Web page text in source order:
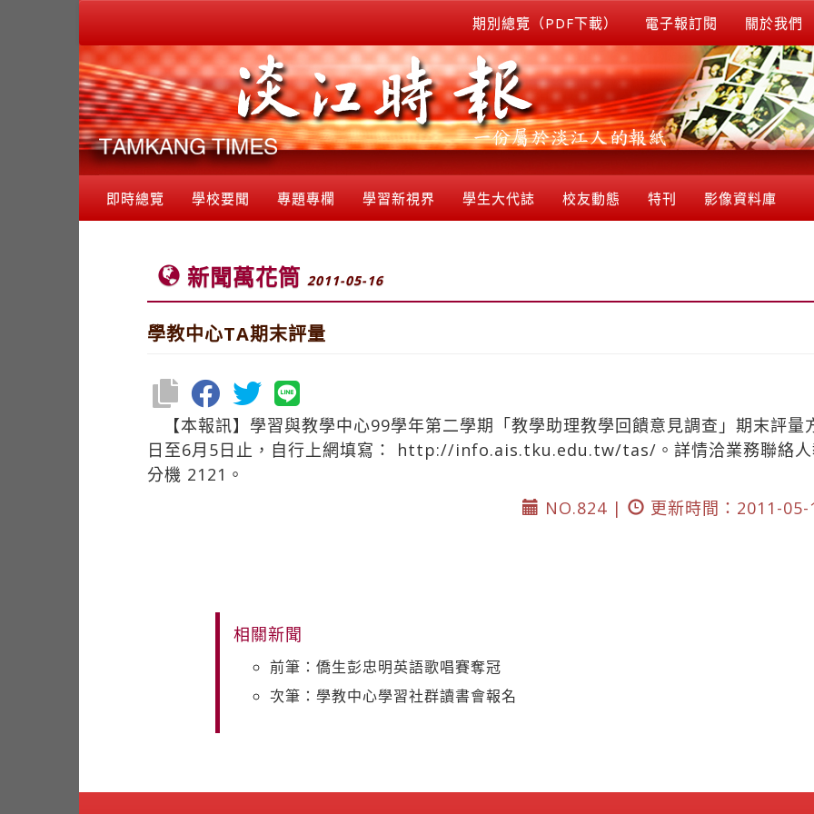
期別總覽（PDF下載） 電子報訂閱 關於我們
即時總覽 學校要聞 專題專欄 學習新視界 學生大代誌 校友動態 特刊 影像資料庫
新聞萬花筒 2011-05-16
學教中心TA期末評量
【本報訊】學習與教學中心99學年第二學期「教學助理教學回饋意見調查」期末評
日至6月5日止，自行上網填寫： http://info.ais.tku.edu.tw/tas/。詳情洽業務聯絡人
分機 2121。
NO.824 |
更新時間：2011-
相關新聞
前筆：僑生彭忠明英語歌唱賽奪冠
次筆：學教中心學習社群讀書會報名